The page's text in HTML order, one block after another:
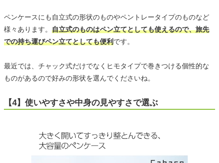
ペンケースにも自立式の形状のものやペントレータイプのものなど
様々あります。 自立式のものはペン立てとしても使えるので、旅先
での持ち運びペン立てとしても便利です。
最近では、チャック式だけでなくヒモタイプで巻きつける個性的な
ものがあるので好みの形状を選んでくださいね。
【4】使いやすさや中身の見やすさで選ぶ